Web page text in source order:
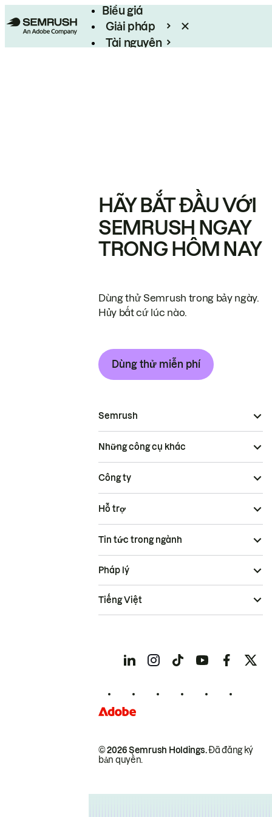
Biểu giá
Giải pháp
Tài nguyên
HÃY BẮT ĐẦU VỚI
SEMRUSH NGAY
TRONG HÔM NAY
Dùng thử Semrush trong bảy ngày.
Hủy bất cứ lúc nào.
Dùng thử miễn phí
Semrush
Những công cụ khác
Công ty
Hỗ trợ
Tin tức trong ngành
© 2026 Semrush Holdings.Đã đăng ký
bản quyền.
Pháp lý
Tiếng Việt